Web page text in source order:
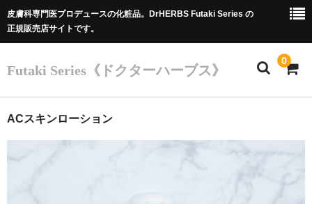
皮膚科専門医プロデュースの化粧品。DrHERBS Futaki Series の
正規販売店サイトです。
Futaki Series《ドクターハーブス》
0
ホーム
ACスキンローション